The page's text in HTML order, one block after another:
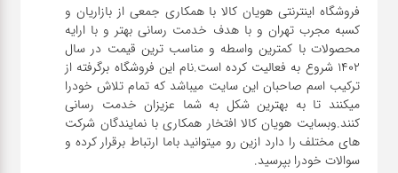
فروشگاه اینترنتی هویان کالا با همکاری جمعی از بازاریان و
کسبه مجرب تهران و با هدف خدمت رسانی بهتر و با ارایه
محصولات با کمترین واسطه و مناسب ترین قیمت در سال
1402 شروع به فعالیت کرده است.نام این فروشگاه برگرفته از
ترکیب اسم صاحبان این سایت میباشد که تمام تلاش خودرا
میکنند تا به بهترین شکل به شما عزیزان خدمت رسانی
کنند.وبسایت هویان کالا افتخار همکاری با نمایندگان شرکت
های مختلف را دارد ازین رو میتوانید باما ارتباط برقرار کرده و
سوالات خودرا بپرسید.